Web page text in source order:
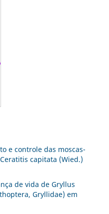
e controle das moscas-
capitata (Wied.)
de vida de Gryllus
Gryllidae) em